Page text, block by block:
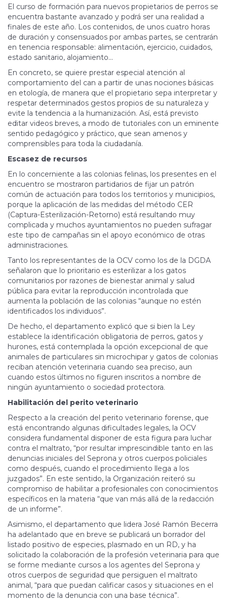
El curso de formación para nuevos propietarios de perros se
encuentra bastante avanzado y podrá ser una realidad a
finales de este año. Los contenidos, de unos cuatro horas
de duración y consensuados por ambas partes, se centrarán
en tenencia responsable: alimentación, ejercicio, cuidados,
estado sanitario, alojamiento...
En concreto, se quiere prestar especial atención al
comportamiento del can a partir de unas nociones básicas
en etología, de manera que el propietario sepa interpretar y
respetar determinados gestos propios de su naturaleza y
evite la tendencia a la humanización. Así, está previsto
editar videos breves, a modo de tutoriales con un eminente
sentido pedagógico y práctico, que sean amenos y
comprensibles para toda la ciudadanía.
Escasez de recursos
En lo concerniente a las colonias felinas, los presentes en el
encuentro se mostraron partidarios de fijar un patrón
común de actuación para todos los territorios y municipios,
porque la aplicación de las medidas del método CER
(Captura-Esterilización-Retorno) está resultando muy
complicada y muchos ayuntamientos no pueden sufragar
este tipo de campañas sin el apoyo económico de otras
administraciones.
Tanto los representantes de la OCV como los de la DGDA
señalaron que lo prioritario es esterilizar a los gatos
comunitarios por razones de bienestar animal y salud
pública para evitar la reproducción incontrolada que
aumenta la población de las colonias “aunque no estén
identificados los individuos”.
De hecho, el departamento explicó que si bien la Ley
establece la identificación obligatoria de perros, gatos y
hurones, está contemplada la opción excepcional de que
animales de particulares sin microchipar y gatos de colonias
reciban atención veterinaria cuando sea preciso, aun
cuando estos últimos no figuren inscritos a nombre de
ningún ayuntamiento o sociedad protectora.
Habilitación del perito veterinario
Respecto a la creación del perito veterinario forense, que
está encontrando algunas dificultades legales, la OCV
considera fundamental disponer de esta figura para luchar
contra el maltrato, “por resultar imprescindible tanto en las
denuncias iniciales del Seprona y otros cuerpos policiales
como después, cuando el procedimiento llega a los
juzgados”. En este sentido, la Organización reiteró su
compromiso de habilitar a profesionales con conocimientos
específicos en la materia “que van más allá de la redacción
de un informe”.
Asimismo, el departamento que lidera José Ramón Becerra
ha adelantado que en breve se publicará un borrador del
listado positivo de especies, plasmado en un RD, y ha
solicitado la colaboración de la profesión veterinaria para que
se forme mediante cursos a los agentes del Seprona y
otros cuerpos de seguridad que persiguen el maltrato
animal, “para que puedan calificar casos y situaciones en el
momento de la denuncia con una base técnica”.